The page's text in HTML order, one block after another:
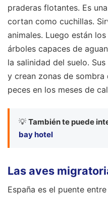
praderas flotantes. Es
cortan como cuchillas.
animales. Luego están
árboles capaces de
la salinidad del suelo.
y crean zonas de
peces en los meses de
💡 También te puede
bay hotel
Las aves
España es el puente